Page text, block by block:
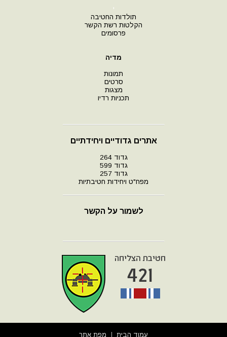
י
תולדות החטיבה
הקלטות רשת הקשר
פרסומים
מדיה
תמונות
סרטים
מצגות
תכניות רדיו
אתרים גדודיים ויחידתיים
גדוד 264
גדוד 599
גדוד 257
מפח"ט ויחידות חטיבתיות
לשמור על הקשר
עמוד הבית מפת אתר